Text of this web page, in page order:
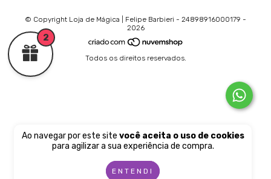
Ao navegar por este site você aceita o uso de cookies
para agilizar a sua experiência de compra.
ENTENDI
© Copyright Loja de Mágica | Felipe Barbieri - 24898916000179 -
2026
Todos os direitos reservados.
2